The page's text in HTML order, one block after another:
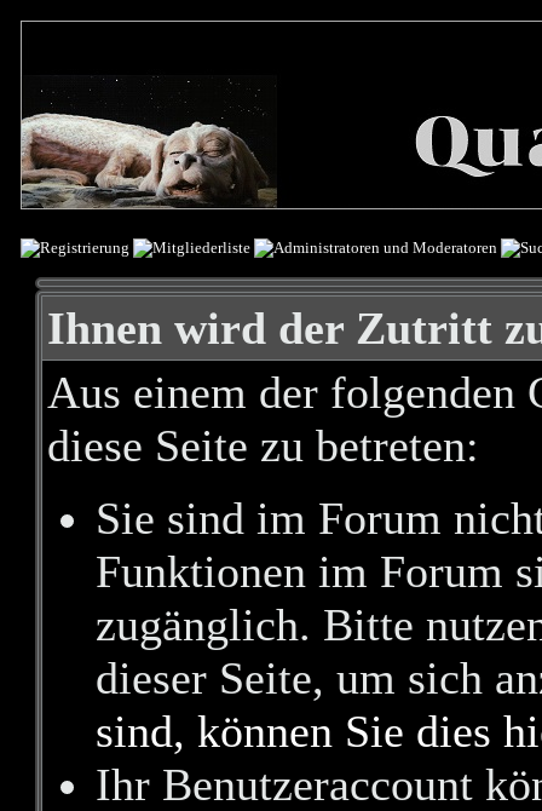
Ihnen wird der Zutritt
Aus einem der folgenden
diese Seite zu betreten:
Sie sind im Forum
Funktionen im Forum
zugänglich. Bitte
dieser Seite, um sich
sind, können Sie dies
Ihr Benutzeraccount